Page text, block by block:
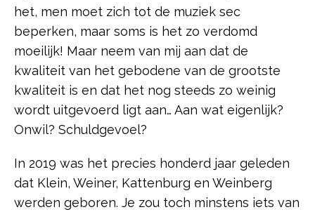
het, men moet zich tot de muziek sec
beperken, maar soms is het zo verdomd
moeilijk! Maar neem van mij aan dat de
kwaliteit van het gebodene van de grootste
kwaliteit is en dat het nog steeds zo weinig
wordt uitgevoerd ligt aan… Aan wat eigenlijk?
Onwil? Schuldgevoel?
In 2019 was het precies honderd jaar geleden
dat Klein, Weiner, Kattenburg en Weinberg
werden geboren. Je zou toch minstens iets van